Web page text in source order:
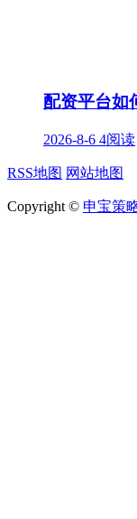
配资平台如
2026-8-6 4阅读
RSS地图 网站地图
Copyright © 申宝策